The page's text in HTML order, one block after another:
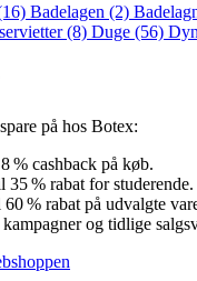
Badelagen (2)
(8) Duge (56)
på hos Botex:
% cashback på køb.
35 % rabat for studerende.
% rabat på udvalgte
kampagner og tidlige